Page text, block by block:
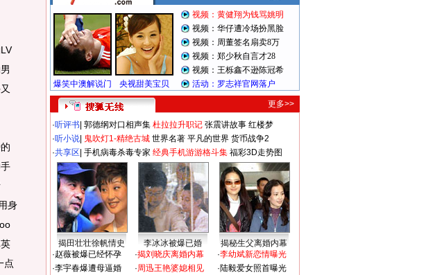
身
点
更多>>
·听评书 郭德纲对口相声集 杜拉拉升职记 张震讲故事 红楼梦
·听小说 鬼吹灯1-精绝古城 世界名著 平凡的世界 货币战争2
·共享区 手机病毒杀毒专家 经典手机游游格斗集 福彩3D走势图
揭田壮壮徐帆情史 李冰冰被爆已婚
揭秘生父离婚内幕
·赵薇被爆已经怀孕
·李宇春爆遭母逼婚
·揭刘晓庆离婚内幕
·周迅王艳婆媳相见
·李幼斌新恋情曝光
·陆毅爱女照首曝光